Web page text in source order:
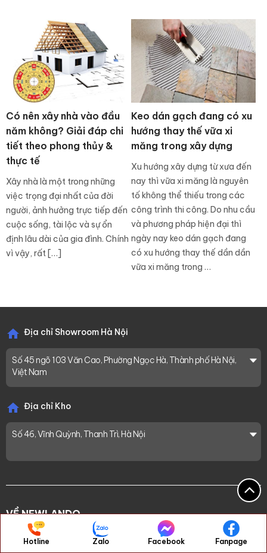
Có nên xây nhà vào đầu
năm không? Giải đáp chi
tiết theo phong thủy &
thực tế
Xây nhà là một trong những
việc trọng đại nhất của đời
người, ảnh hưởng trực tiếp đến
cuộc sống, tài lộc và sự ổn
định lâu dài của gia đình. Chính
vì vậy, rất […]
Keo dán gạch đang có xu
hướng thay thế vữa xi
măng trong xây dựng
Xu hướng xây dựng từ xưa đến
nay thì vữa xi măng là nguyên
tố không thể thiếu trong các
công trình thi công. Do nhu cầu
và phương pháp hiện đại thì
ngày nay keo dán gạch đang
có xu hướng thay thế dần dần
vữa xi măng trong …
Địa chỉ Showroom Hà Nội
Số 45 ngõ 103 Văn Cao, Phường Ngọc Hà, Thành phố Hà Nội,
Việt Nam
Địa chỉ Kho
Số 46, Vĩnh Quỳnh, Thanh Trì, Hà Nội
VỀ NEWLANDO
Giới thiệu Newlando
Hotline Zalo Facebook Fanpage